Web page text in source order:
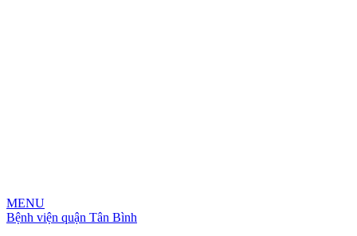
MENU
Bệnh viện quận Tân Bình